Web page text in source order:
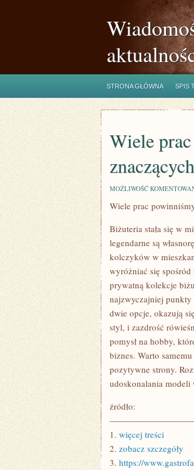
STRONA GŁÓWNA SPIS
Wiele
MOŻLIWOŚĆ
Wiele prac
Biżuteria stała się w
legendarne są
kolczyków w
wyróżniać się
prywatną kolekcje
najzwyczajniej punkty
dwie opcje, okazują
styl, i zazdrość
pomysł na hobby,
biznes. Warto
pozytywne strony.
udoskonalania modeli
źródło:
1. więcej treści
2. zobacz szczegóły
3. https://